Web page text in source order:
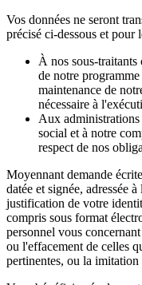
Vos données ne seront
précisé ci-dessous et pour
À nos sous-
de notre
maintenance de
nécessaire à
Aux administrations
social et à notre
respect de nos
Moyennant demande
datée et signée, adressée
justification de votre
compris sous format
personnel vous
ou l'effacement de celles
pertinentes, ou la